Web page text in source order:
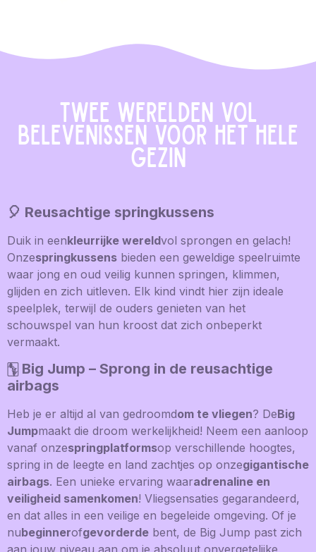
Twee werelden vol
belevenissen voor het hele
gezin
🎈 Reusachtige springkussens
Duik in eenkleurrijke wereldvol sprongen en gelach!
Onzespringkussens bieden een geweldige speelruimte
waar jong en oud veilig kunnen springen, klimmen,
glijden en zich uitleven. Elk kind vindt hier zijn ideale
speelplek, terwijl de ouders genieten van het
schouwspel van hun kroost dat zich onbeperkt
vermaakt.
🀦 Big Jump – Sprong in de reusachtige
airbags
Heb je er altijd al van gedroomdom te vliegen? DeBig
Jumpmaakt die droom werkelijkheid! Neem een aanloop
vanaf onzespringplatformsop verschillende hoogtes,
spring in de leegte en land zachtjes op onzegigantische
airbags. Een unieke ervaring waaradrenaline en
veiligheid samenkomen! Vliegsensaties gegarandeerd,
en dat alles in een veilige en begeleide omgeving. Of je
nubeginnerofgevorderde bent, de Big Jump past zich